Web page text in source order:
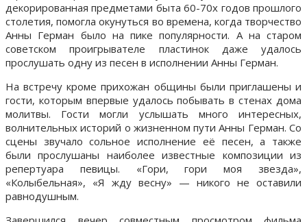
декорированная предметами быта 60-70х годов прошлого
столетия, помогла окунуться во времена, когда творчество
Анны Герман было на пике популярности. А на старом
советском проигрывателе пластинок даже удалось
прослушать одну из песен в исполнении Анны Герман.
На встречу кроме прихожан общины были приглашены и
гости, которым впервые удалось побывать в стенах дома
молитвы. Гости могли услышать много интересных,
волнительных историй о жизненном пути Анны Герман. Со
сцены звучало сольное исполнение её песен, а также
были прослушаны наиболее известные композиции из
репертуара певицы. «Гори, гори моя звезда»,
«Колыбельная», «Я жду весну» — никого не оставили
равнодушным.